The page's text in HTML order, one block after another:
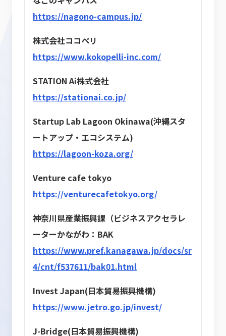
https://nagono-campus.jp/
株式会社ココペリ
https://www.kokopelli-inc.com/
STATION Ai株式会社
https://stationai.co.jp/
Startup Lab Lagoon Okinawa(沖縄スタ
ートアップ・エコシステム)
https://lagoon-koza.org/
Venture cafe tokyo
https://venturecafetokyo.org/
神奈川県産業振興課（ビジネスアクセラレ
ーターかながわ：BAK
https://www.pref.kanagawa.jp/docs/sr
4/cnt/f537611/bak01.html
Invest Japan(日本貿易振興機構)
https://www.jetro.go.jp/invest/
J-Bridge(日本貿易振興機構)